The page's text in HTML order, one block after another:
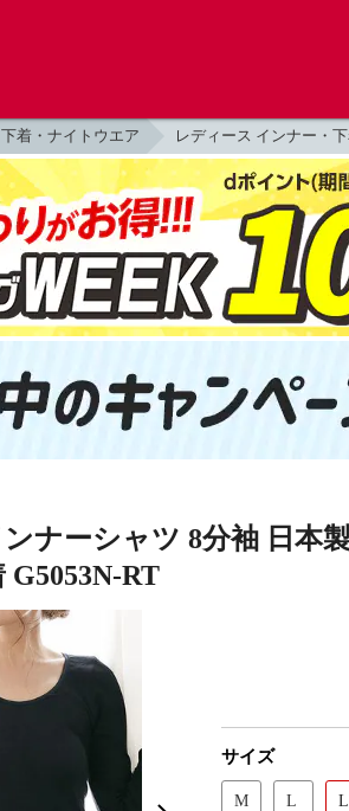
着・ナイトウエア レディース インナー・
ナーシャツ 8分袖 日本
G5053N-RT
サイズ
M L